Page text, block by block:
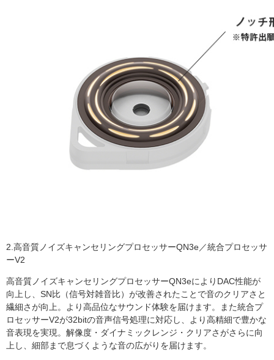
2.高音質ノイズキャンセリングプロセッサーQN3e／統合プロセッサ
ーV2
高音質ノイズキャンセリングプロセッサーQN3eによりDAC性能が
向上し、SN比（信号対雑音比）が改善されたことで音のクリアさと
繊細さが向上。より高品位なサウンド体験を届けます。また統合プ
ロセッサーV2が32bitの音声信号処理に対応し、より高精細で豊かな
音表現を実現。解像度・ダイナミックレンジ・クリアさがさらに向
上し、細部まで息づくような音の広がりを届けます。